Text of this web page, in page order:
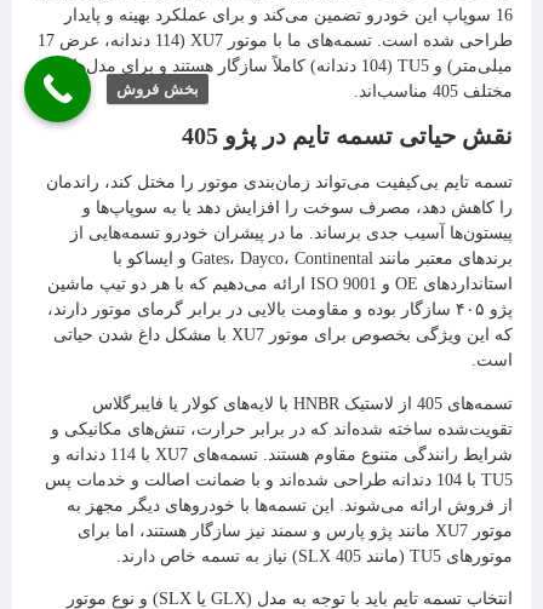
16 سوپاپ این خودرو تضمین می‌کند و برای عملکرد بهینه و پایدار
طراحی شده است. تسمه‌های ما با موتور XU7 (114 دندانه، عرض 17
میلی‌متر) و TU5 (104 دندانه) کاملاً سازگار هستند و برای مدل‌های
مختلف 405 مناسب‌اند.
نقش حیاتی تسمه تایم در پژو 405
تسمه تایم بی‌کیفیت می‌تواند زمان‌بندی موتور را مختل کند، راندمان
را کاهش دهد، مصرف سوخت را افزایش دهد یا به سوپاپ‌ها و
پیستون‌ها آسیب جدی برساند. ما در پیشران خودرو تسمه‌هایی از
برندهای معتبر مانند Gates، Dayco، Continental و ایساکو با
استانداردهای OE و ISO 9001 ارائه می‌دهیم که با هر دو تیپ ماشین
پژو ۴۰۵ سازگار بوده و مقاومت بالایی در برابر گرمای موتور دارند،
که این ویژگی بخصوص برای موتور XU7 با مشکل داغ شدن حیاتی
است.
تسمه‌های 405 از لاستیک HNBR با لایه‌های کولار یا فایبرگلاس
تقویت‌شده ساخته شده‌اند که در برابر حرارت، تنش‌های مکانیکی و
شرایط رانندگی متنوع مقاوم هستند. تسمه‌های XU7 با 114 دندانه و
TU5 با 104 دندانه طراحی شده‌اند و با ضمانت اصالت و خدمات پس
از فروش ارائه می‌شوند. این تسمه‌ها با خودروهای دیگر مجهز به
موتور XU7 مانند پژو پارس و سمند نیز سازگار هستند، اما برای
موتورهای TU5 (مانند 405 SLX) نیاز به تسمه خاص دارند.
انتخاب تسمه تایم باید با توجه به مدل (GLX یا SLX) و نوع موتور
بخش فروش